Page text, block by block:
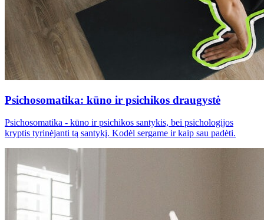
Psichosomatika: kūno ir psichikos draugystė
Psichosomatika - kūno ir psichikos santykis, bei psichologijos
kryptis tyrinėjanti tą santykį. Kodėl sergame ir kaip sau padėti.